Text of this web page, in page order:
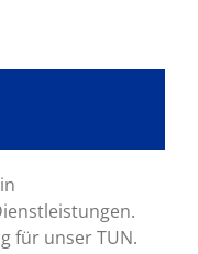
für unser TUN.